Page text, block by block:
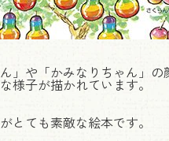
」や「かみなりちゃん」
様子が描かれています。
とても素敵な絵本です。